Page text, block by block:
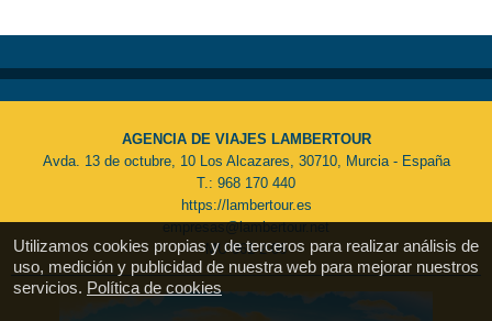
Utilizamos cookies propias y de terceros para realizar análisis de
uso, medición y publicidad de nuestra web para mejorar nuestros
servicios. Política de cookies
AGENCIA DE VIAJES LAMBERTOUR
Avda. 13 de octubre, 10 Los Alcazares, 30710, Murcia - España
T.: 968 170 440
https://lambertour.es
empresas@lambertour.net
MU 061-2-06